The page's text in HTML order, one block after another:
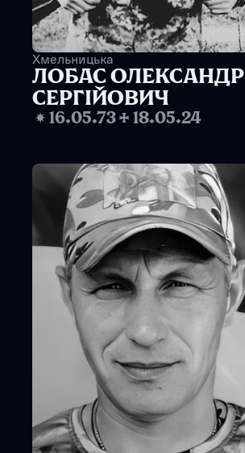
Хмельницька
ЛОБАС ОЛЕКСАНДР
СЕРГІЙОВИЧ
❋ 16.05.73✢ 18.05.24